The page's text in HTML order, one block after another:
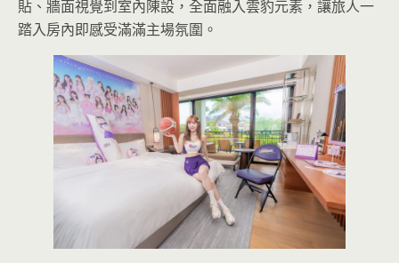
貼、牆面視覺到室內陳設，全面融入雲豹元素，讓旅人一
踏入房內即感受滿滿主場氛圍。